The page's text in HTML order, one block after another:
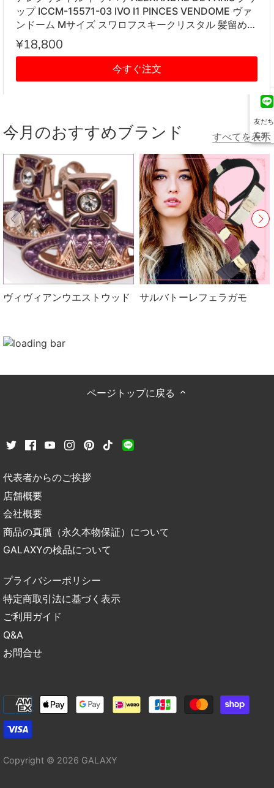
友だち
追加
ップ ICCM-15571-03 IVO I1 PINCES VENDOME ヴァ
ンドーム Mサイズ スワロフスキークリスタル 髪留め
レディース アイボリー系
¥18,800
今すぐ注文
今月のおすすめブランド すべてを表示
ヴィヴィアンウエストウッド サルバトーレフェラガモ
ページトップに戻る
代表者からのご挨拶
店舗概要
会社概要
商品の真贋（永久本物保証）について
GALAXYの検品について
プライバシーポリシー
特定商取引法に基づく表示
ご利用ガイド
Q&A
お問合せ
Copyright © 2026 GALAXY